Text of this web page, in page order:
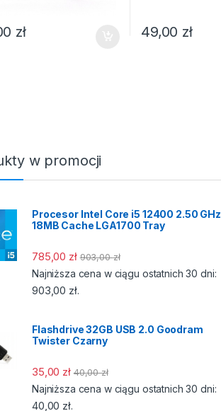
zł 49,00 zł
w promocji
Procesor Intel Core i5 12400 2.50 GHz
18MB Cache LGA1700 Tray
785,00 zł 903,00zł
Najniższa cena w ciągu ostatnich 30 dni:
903,00 zł.
Flashdrive 32GB USB 2.0 Goodram
Twister Czarny
35,00 zł 40,00zł
Najniższa cena w ciągu ostatnich 30 dni:
40,00 zł.